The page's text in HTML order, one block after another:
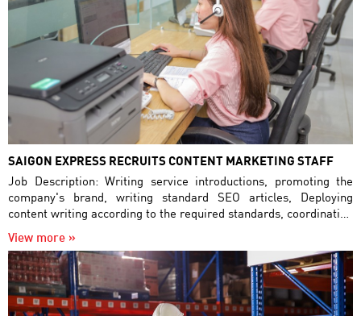
SAIGON EXPRESS RECRUITS CONTENT MARKETING STAFF
Job Description: Writing service introductions, promoting the
company's brand, writing standard SEO articles, Deploying
content writing according to the required standards, coordinating
with the marketing department, Searching for information
sources. suitable and aggregated by topic for posting on
websites and satellite pages, responsible for editing website
content as required. Job requirements: Experienced in writing
advertising PR articles, SEO articles, Knowledge of online
marketing, SEO, Good writing skills, Ability to create content
View more »